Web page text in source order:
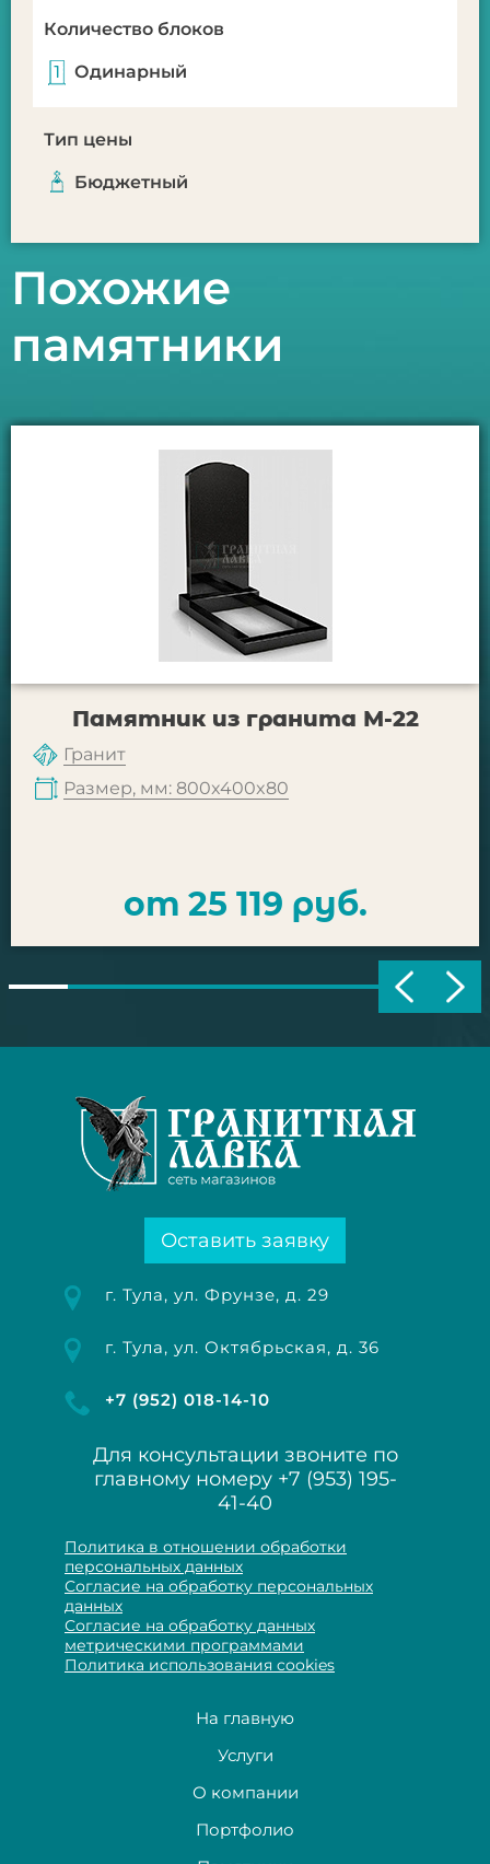
Количество блоков
Одинарный
Тип цены
Бюджетный
Похожие
памятники
Памятник из гранита М-22
Гранит
Размер, мм: 800x400x80
от 25 119 руб.
Оставить заявку
г. Тула, ул. Фрунзе, д. 29
г. Тула, ул. Октябрьская, д. 36
+7 (952) 018-14-10
Для консультации звоните по
главному номеру +7 (953) 195-
41-40
Политика в отношении обработки
персональных данных
Согласие на обработку персональных
данных
Согласие на обработку данных
метрическими программами
Политика использования cookies
На главную
Услуги
О компании
Портфолио